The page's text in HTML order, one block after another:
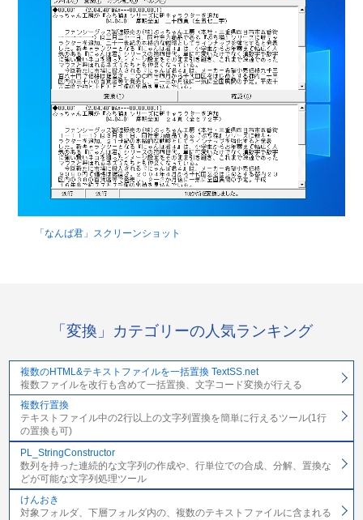
「なんば君」スクリーンショット
「変換」カテゴリーの人気ランキング
複数のHTML&テキストファイルを一括置換 TextSS.net
複数ファイルを改行も含めて一括置換、文字コード変換が行える
複数行置換
テキストファイル中の2行以上の文字列置換を簡単に行えるツール(1行
の置換も可)
PL_StringConstructor
数列を持った連続的な文字列の作成や、行単位での合成、分解、置換な
どが可能な文字列処理ツール
けんおき
対象フォルダ、下層フォルダ内の、複数のテキストファイルに含まれる